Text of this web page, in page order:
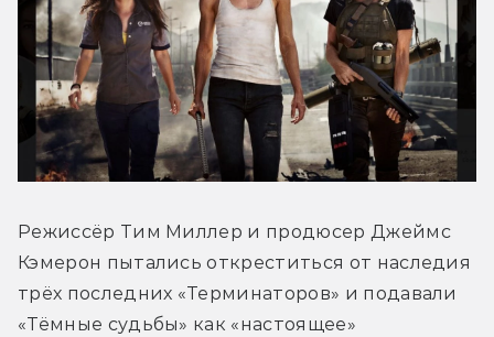
Режиссёр Тим Миллер и продюсер Джеймс
Кэмерон пытались откреститься от наследия
трёх последних «Терминаторов» и подавали
«Тёмные судьбы» как «настоящее»